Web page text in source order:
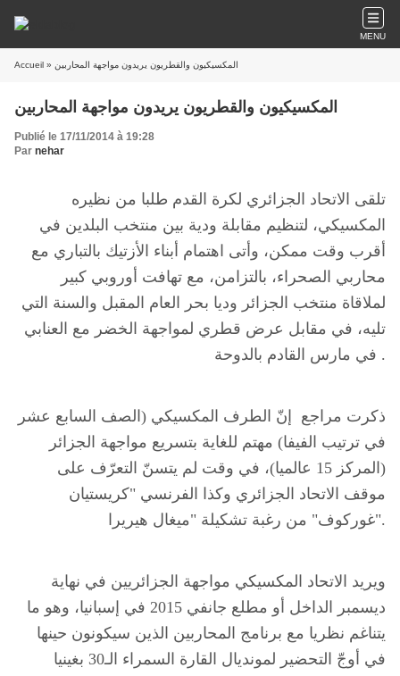
MENU
Accueil » المكسيكيون والقطريون يريدون مواجهة المحاربين
المكسيكيون والقطريون يريدون مواجهة المحاربين
Publié le 17/11/2014 à 19:28
Par nehar
تلقى الاتحاد الجزائري لكرة القدم طلبا من نظيره
المكسيكي، لتنظيم مقابلة ودية بين منتخب البلدين في
أقرب وقت ممكن، وأتى اهتمام أبناء الأزتيك بالتباري مع
محاربي الصحراء، بالتزامن، مع تهافت أوروبي كبير
لملاقاة منتخب الجزائر وديا بحر العام المقبل والسنة التي
تليه، في مقابل عرض قطري لمواجهة الخضر مع العنابي
في مارس القادم بالدوحة .
ذكرت مراجع إنّ الطرف المكسيكي (الصف السابع عشر
في ترتيب الفيفا) مهتم للغاية بتسريع مواجهة الجزائر
(المركز 15 عالميا)، في وقت لم يتسنّ التعرّف على
موقف الاتحاد الجزائري وكذا الفرنسي "كريستيان
غوركوف" من رغبة تشكيلة "ميغال هيريرا".
ويريد الاتحاد المكسيكي مواجهة الجزائريين في نهاية
ديسمبر الداخل أو مطلع جانفي 2015 في إسبانيا، وهو ما
يتناغم نظريا مع برنامج المحاربين الذين سيكونون حينها
في أوجّ التحضير لمونديال القارة السمراء الـ30 بغينيا